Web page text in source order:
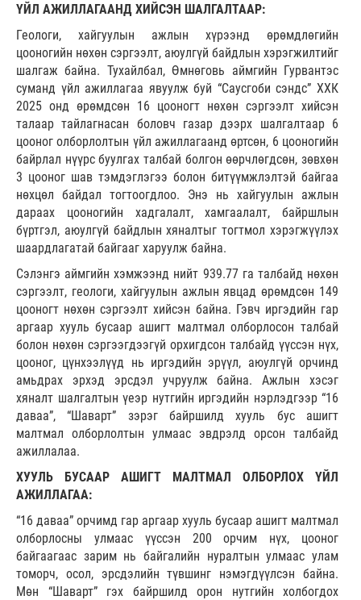
ҮЙЛ АЖИЛЛАГААНД ХИЙСЭН ШАЛГАЛТААР:
Геологи, хайгуулын ажлын хүрээнд өрөмдлөгийн
цооногийн нөхөн сэргээлт, аюулгүй байдлын хэрэгжилтийг
шалгаж байна. Тухайлбал, Өмнөговь аймгийн Гурвантэс
суманд үйл ажиллагаа явуулж буй “Саусгоби сэндс” ХХК
2025 онд өрөмдсөн 16 цооногт нөхөн сэргээлт хийсэн
талаар тайлагнасан боловч газар дээрх шалгалтаар 6
цооног олборлолтын үйл ажиллагаанд өртсөн, 6 цооногийн
байрлал нүүрс буулгах талбай болгон өөрчлөгдсөн, зөвхөн
3 цооног шав тэмдэглэгээ болон битүүмжлэлтэй байгаа
нөхцөл байдал тогтоогдлоо. Энэ нь хайгуулын ажлын
дараах цооногийн хадгалалт, хамгаалалт, байршлын
бүртгэл, аюулгүй байдлын хяналтыг тогтмол хэрэгжүүлэх
шаардлагатай байгааг харуулж байна.
Сэлэнгэ аймгийн хэмжээнд нийт 939.77 га талбайд нөхөн
сэргээлт, геологи, хайгуулын ажлын явцад өрөмдсөн 149
цооногт нөхөн сэргээлт хийсэн байна. Гэвч иргэдийн гар
аргаар хууль бусаар ашигт малтмал олборлосон талбай
болон нөхөн сэргээгдээгүй орхигдсон талбайд үүссэн нүх,
цооног, цүнхээлүүд нь иргэдийн эрүүл, аюулгүй орчинд
амьдрах эрхэд эрсдэл учруулж байна. Ажлын хэсэг
хяналт шалгалтын үеэр нутгийн иргэдийн нэрлэдгээр “16
даваа”, “Шаварт” зэрэг байршилд хууль бус ашигт
малтмал олборлолтын улмаас эвдрэлд орсон талбайд
ажиллалаа.
ХУУЛЬ БУСААР АШИГТ МАЛТМАЛ ОЛБОРЛОХ ҮЙЛ
АЖИЛЛАГАА:
“16 даваа” орчимд гар аргаар хууль бусаар ашигт малтмал
олборлосны улмаас үүссэн 200 орчим нүх, цооног
байгаагаас зарим нь байгалийн нуралтын улмаас улам
томорч, осол, эрсдэлийн түвшинг нэмэгдүүлсэн байна.
Мөн “Шаварт” гэх байршилд орон нутгийн холбогдох